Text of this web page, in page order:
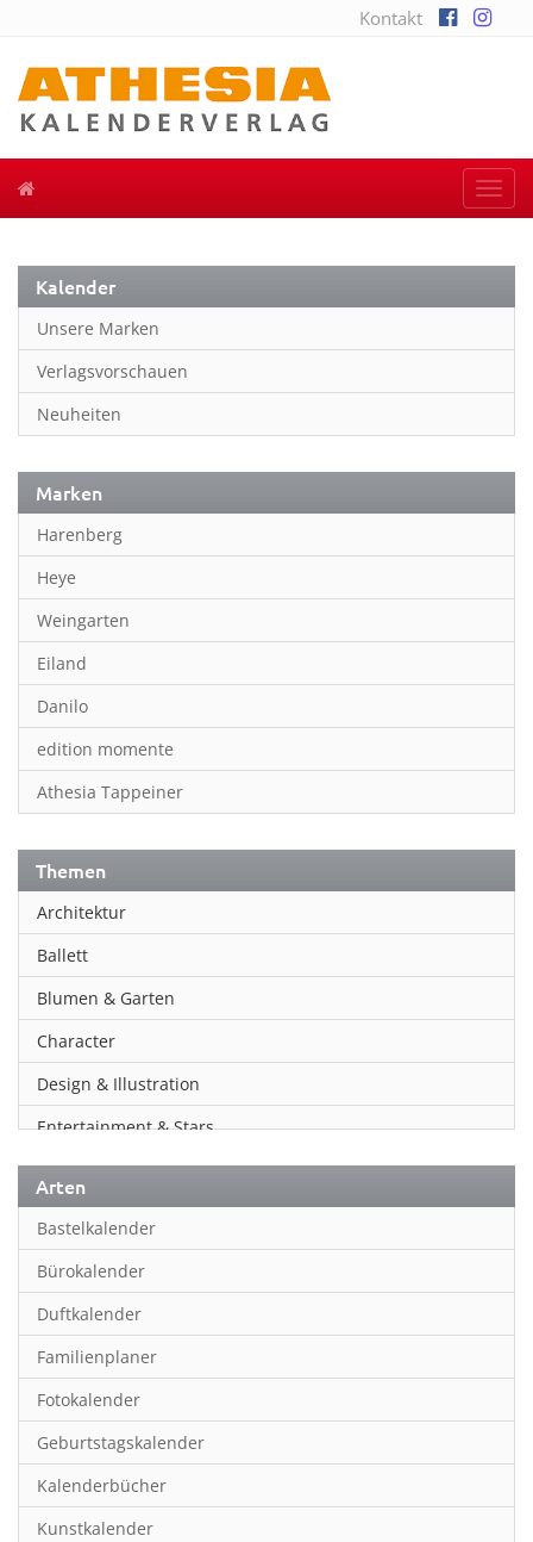
Kontakt
Kalender
Unsere Marken
Verlagsvorschauen
Neuheiten
Marken
Harenberg
Heye
Weingarten
Eiland
Danilo
edition momente
Athesia Tappeiner
Themen
Architektur
Ballett
Blumen & Garten
Character
Design & Illustration
Entertainment & Stars
Erotik
Essen & Trinken
Familienplaner
Fantasy
Film
Fotokunst
Frauen
Fußball
Gaming
Arten
Bastelkalender
Bürokalender
Duftkalender
Familienplaner
Fotokalender
Geburtstagskalender
Kalenderbücher
Kunstkalender